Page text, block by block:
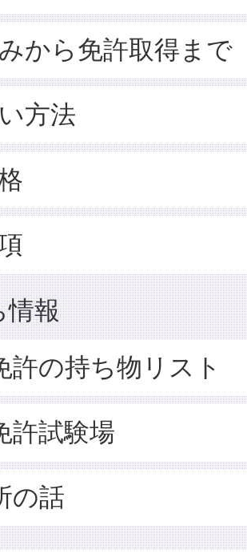
から免許取得まで
方法
情報
許の持ち物リスト
許試験場
の話